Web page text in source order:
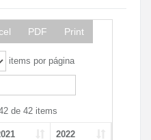
PDF Print
items por página
de 42 items
2022